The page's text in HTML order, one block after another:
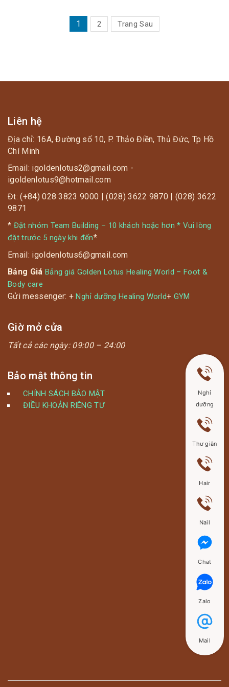
? Cho cả đoàn tận hưởng một ngày vui nhất và chụp
ảnh nhóm đẹp nhất.
? Tận hưởng 50 sắc thái tại Spa, với chuỗi các phòng
phòng Gỗ thông Hinoki… giúp làm da mịn đẹp, tăng
nhức, cho giấc ngủ ngon hơn.
PHÂN
TRANG
1 2 Trang Sau
Liên hệ
Địa chỉ: 16A, Đường số 10, P. Thảo Điền, Thủ Đức, Tp Hồ
Chí Minh
Email: igoldenlotus2@gmail.com -
igoldenlotus9@hotmail.com
Đt: (+84) 028 3823 9000 | (028) 3622 9870 | (028) 3622
9871
* Đặt nhóm Team Building – 10 khách hoặc hơn * Vui lòng
đặt trước 5 ngày khi đến*
Email: igoldenlotus6@gmail.com
Bảng Giá Bảng giá Golden Lotus Healing World – Foot &
Body care
Gửi messenger: +Nghỉ dưỡng Healing World+ GYM
Giờ mở cửa
Tất cả các ngày: 09:00 – 24:00
Bảo mật thông tin
CHÍNH SÁCH BẢO MẬT
ĐIỀU KHOẢN RIÊNG TƯ
Nghỉ
dưỡng
Thư giãn
Hair
Nail
Chat
Zalo
Mail